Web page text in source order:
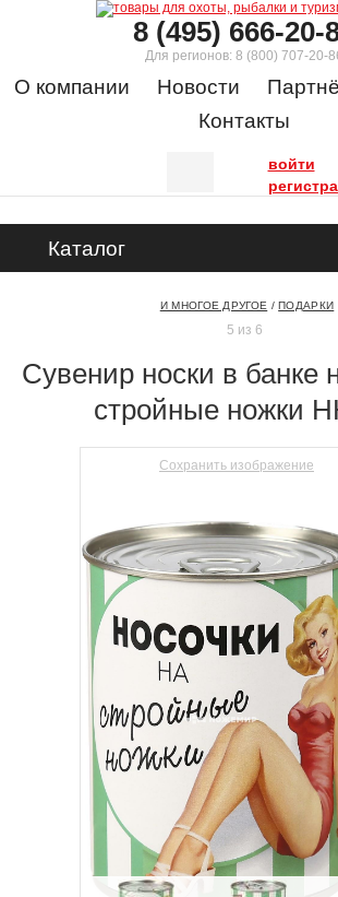
8 (495) 666-20-
Для регионов: 8 (800) 707-20-
О компании Новости
Контакты
войти
Каталог
И МНОГОЕ ДРУГОЕ / ПОДАРКИ
5 из 6
Сувенир носки в банке
стройные ножки
Сохранить изображение